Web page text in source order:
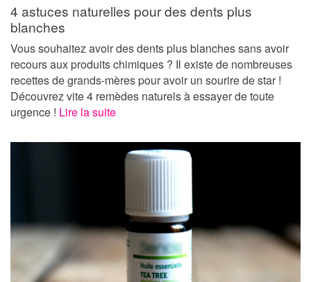
4 astuces naturelles pour des dents plus
blanches
Vous souhaitez avoir des dents plus blanches sans avoir
recours aux produits chimiques ? Il existe de nombreuses
recettes de grands-mères pour avoir un sourire de star !
Découvrez vite 4 remèdes naturels à essayer de toute
urgence ! Lire la suite